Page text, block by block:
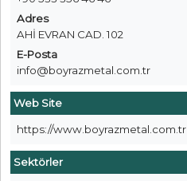
Adres
AHİ EVRAN CAD. 102
E-Posta
info@boyrazmetal.com.tr
Web Site
https://www.boyrazmetal.com.tr
Sektörler